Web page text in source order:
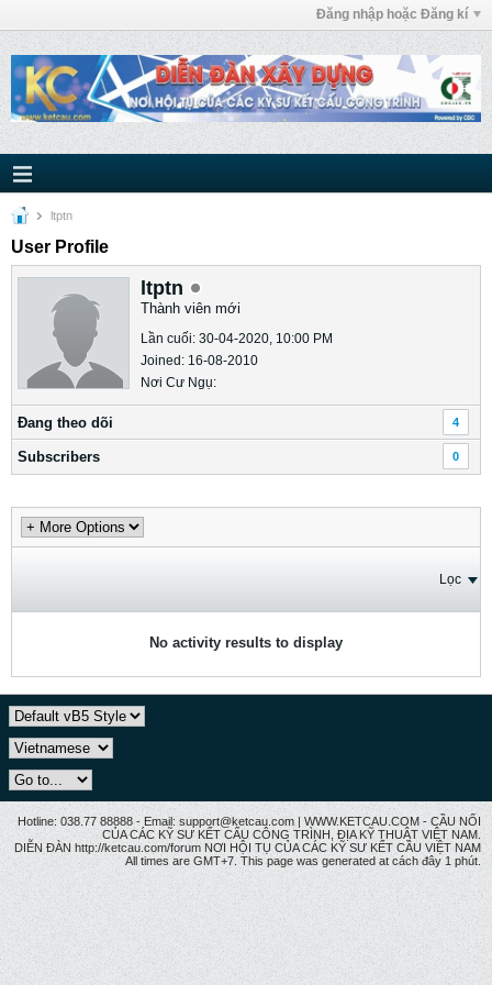
Đăng nhập hoặc Đăng kí
ltptn
User Profile
ltptn
Thành viên mới
Lần cuối: 30-04-2020, 10:00 PM
Joined: 16-08-2010
Nơi Cư Ngụ:
Ðang theo dõi 4
Subscribers 0
Lọc
No activity results to display
Hotline: 038.77 88888 - Email: support@ketcau.com | WWW.KETCAU.COM - CẦU NỐI
CỦA CÁC KỸ SƯ KẾT CẤU CÔNG TRÌNH, ĐỊA KỸ THUẬT VIỆT NAM.
DIỄN ĐÀN http://ketcau.com/forum NƠI HỘI TỤ CỦA CÁC KỸ SƯ KẾT CÂU VIỆT NAM
All times are GMT+7. This page was generated at cách đây 1 phút.